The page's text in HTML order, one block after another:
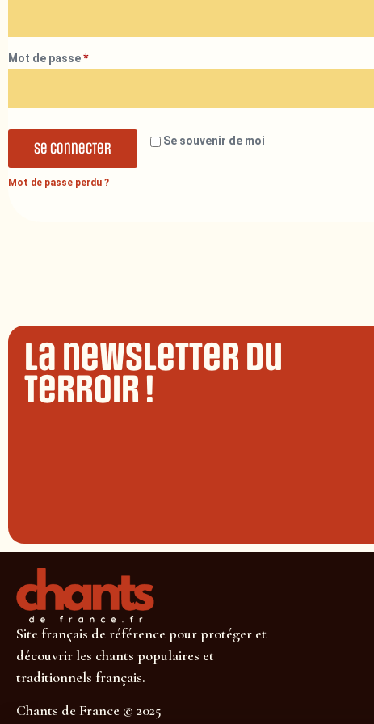
Mot de passe*
Se souvenir de moi
Se connecter
Mot de passe perdu ?
La newsletter du
terroir !
Site français de référence pour protéger et
découvrir les chants populaires et
traditionnels français.
Chants de France © 2025